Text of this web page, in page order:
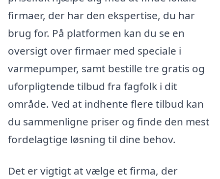
firmaer, der har den ekspertise, du har
brug for. På platformen kan du se en
oversigt over firmaer med speciale i
varmepumper, samt bestille tre gratis og
uforpligtende tilbud fra fagfolk i dit
område. Ved at indhente flere tilbud kan
du sammenligne priser og finde den mest
fordelagtige løsning til dine behov.
Det er vigtigt at vælge et firma, der